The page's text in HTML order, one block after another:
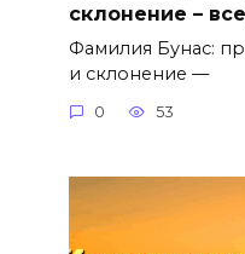
склонение –
Фамилия Бунас:
и склонение —
0 53